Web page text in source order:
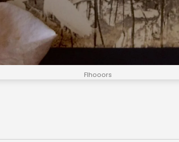
Flhooors